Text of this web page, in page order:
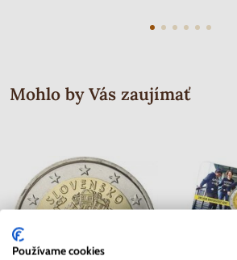
Mohlo by Vás zaujímať
Používame cookies